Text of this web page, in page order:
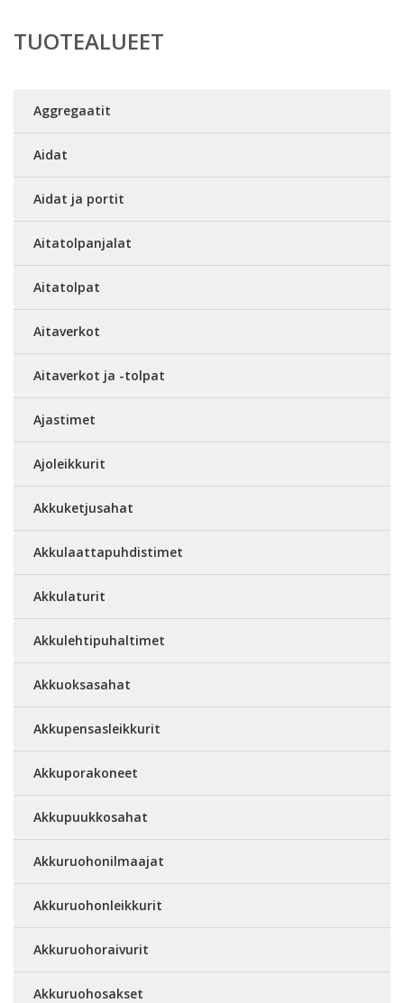
TUOTEALUEET
Aggregaatit
Aidat
Aidat ja portit
Aitatolpanjalat
Aitatolpat
Aitaverkot
Aitaverkot ja -tolpat
Ajastimet
Ajoleikkurit
Akkuketjusahat
Akkulaattapuhdistimet
Akkulaturit
Akkulehtipuhaltimet
Akkuoksasahat
Akkupensasleikkurit
Akkuporakoneet
Akkupuukkosahat
Akkuruohonilmaajat
Akkuruohonleikkurit
Akkuruohoraivurit
Akkuruohosakset